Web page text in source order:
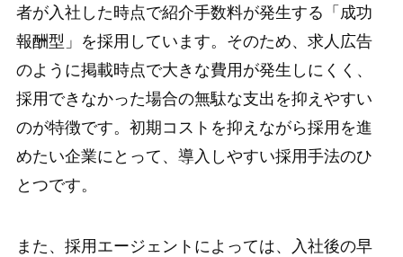
者が入社した時点で紹介手数料が発生する「成功
報酬型」を採用しています。そのため、求人広告
のように掲載時点で大きな費用が発生しにくく、
採用できなかった場合の無駄な支出を抑えやすい
のが特徴です。初期コストを抑えながら採用を進
めたい企業にとって、導入しやすい採用手法のひ
とつです。
また、採用エージェントによっては、入社後の早